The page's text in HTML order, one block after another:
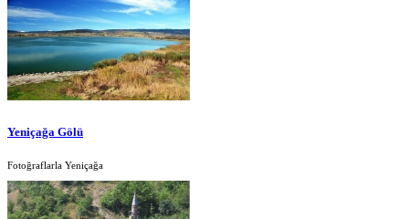
Yeniçağa Gölü
Fotoğraflarla Yeniçağa